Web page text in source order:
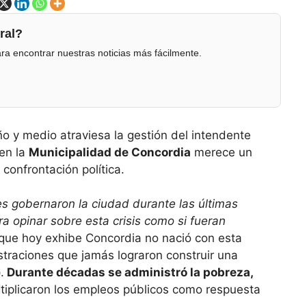
encontrar nuestras noticias más fácilmente.
y medio atraviesa la gestión del intendente
la Municipalidad de Concordia merece un
política.
gobernaron la ciudad durante las últimas
opinar sobre esta crisis como si fueran
hoy exhibe Concordia no nació con esta
que jamás lograron construir una
Durante décadas se administró la pobreza,
los empleos públicos como respuesta